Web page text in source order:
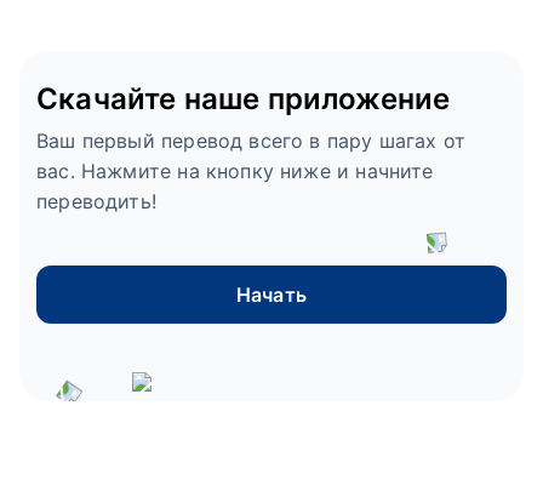
Скачайте наше приложение
Ваш первый перевод всего в пару шагах от
вас. Нажмите на кнопку ниже и начните
переводить!
Начать